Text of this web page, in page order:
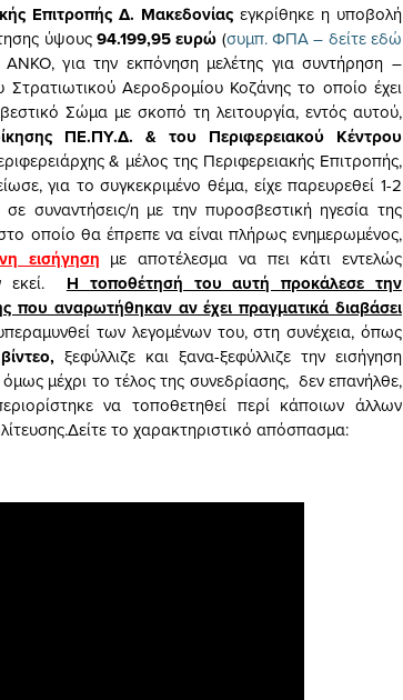
Επιτροπής Δ. Μακεδονίας εγκρίθηκε η υποβολή
ύψους94.199,95 ευρώ (συμπ. ΦΠΑ – δείτε εδώ
για την εκπόνηση μελέτης για συντήρηση –
Στρατιωτικού Αεροδρομίου Κοζάνης το οποίο έχει
Σώμα με σκοπό τη λειτουργία, εντός αυτού,
ΠΕ.ΠΥ.Δ. & του Περιφερειακού Κέντρου
& μέλος της Περιφερειακής Επιτροπής,
για το συγκεκριμένο θέμα, είχε παρευρεθεί 1-2
συναντήσεις/η με την πυροσβεστική ηγεσία της
οποίο θα έπρεπε να είναι πλήρως ενημερωμένος,
εισήγηση με αποτέλεσμα να πει κάτι εντελώς
εκεί. Η τοποθέτησή του αυτή προκάλεσε την
που αναρωτήθηκαν αν έχει πραγματικά διαβάσει
των λεγομένων του, στη συνέχεια, όπως
ξεφύλλιζε και ξανα-ξεφύλλιζε την εισήγηση
μέχρι το τέλος της συνεδρίασης, δεν επανήλθε,
να τοποθετηθεί περί κάποιων άλλων
το χαρακτηριστικό απόσπασμα: